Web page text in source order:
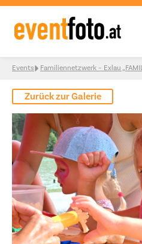
Skip to content
Events Familiennetzwerk – Exlau
Zurück zur Galerie